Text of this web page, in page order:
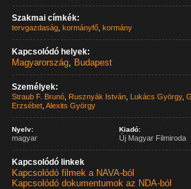
Szakmai címkék:
tervgazdaság ,kormányfő ,kormány
Kapcsolódó helyek:
Magyarország, Budapest
Személyek:
Straub F. Brunó Rusznyák István Lukács György,
Erzsébet ,Alexits György
Nyelv:
magyar
Kiadó:
Új Magyar Filmiroda
Kapcsolódó linkek
Kapcsolódó filmek a NAVA-ból
Kapcsolódó dokumentumok az NDA-ból